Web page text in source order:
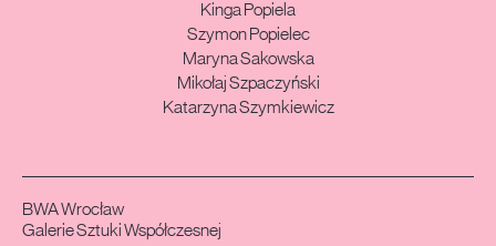
Kinga Popiela
Szymon Popielec
Maryna Sakowska
Mikołaj Szpaczyński
Katarzyna Szymkiewicz
BWA Wrocław
Galerie Sztuki Współczesnej